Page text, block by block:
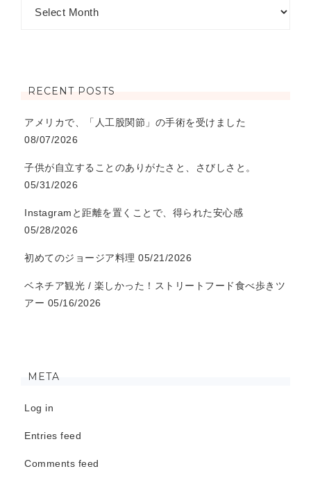
RECENT POSTS
アメリカで、「人工股関節」の手術を受けました
08/07/2026
子供が自立することのありがたさと、さびしさと。
05/31/2026
Instagramと距離を置くことで、得られた安心感
05/28/2026
初めてのジョージア料理 05/21/2026
ベネチア観光 / 楽しかった！ストリートフード食べ歩きツ
アー 05/16/2026
META
Log in
Entries feed
Comments feed